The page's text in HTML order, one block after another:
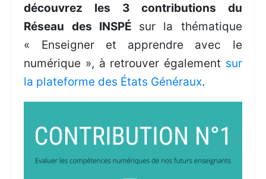
découvrez les 3 contributions du
Réseau des INSPÉ sur la thématique
« Enseigner et apprendre avec le
numérique », à retrouver également sur
la plateforme des États Généraux.